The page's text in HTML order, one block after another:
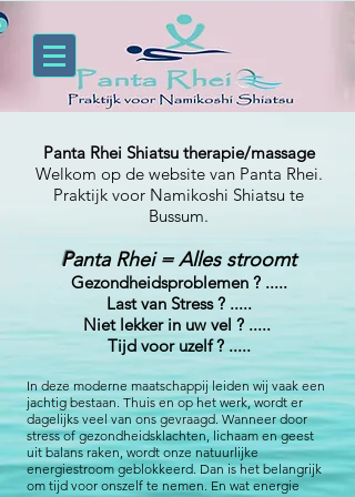
Panta Rhei Shiatsu therapie/massage
Welkom op de website van Panta Rhei.
Praktijk voor Namikoshi Shiatsu te
Bussum.
Panta Rhei = Alles stroomt
Gezondheidsproblemen ? .....
Last van Stress ? .....
Niet lekker in uw vel ? .....
Tijd voor uzelf ? .....
In deze moderne maatschappij leiden wij vaak een
jachtig bestaan. Thuis en op het werk, wordt er
dagelijks veel van ons gevraagd. Wanneer door
stress of gezondheidsklachten, lichaam en geest
uit balans raken, wordt onze natuurlijke
energiestroom geblokkeerd. Dan is het belangrijk
om tijd voor onszelf te nemen. En wat energie